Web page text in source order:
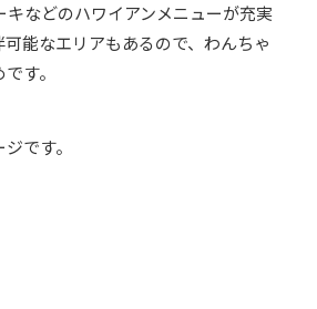
キなどのハワイアンメニューが充実
能なエリアもあるので、わんちゃ
す。
です。